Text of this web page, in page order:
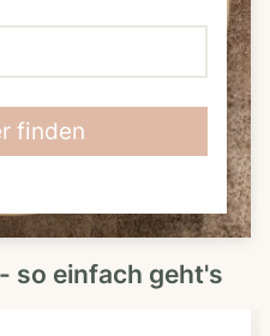
finden
so einfach geht's